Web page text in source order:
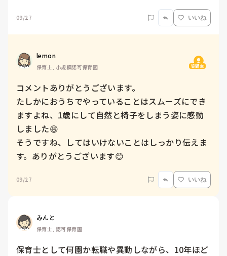
09/27 いいね
lemon
保育士, 小規模認可保育園 質問主
コメントありがとうございます。
たしかにおうちでやっていることはスムーズにでき
ますよね、1歳にして自然と椅子をしまう姿に感動
しました😆
そうですね、してはいけないことはしっかり伝えま
す。ありがとうございます😊
09/27 いいね
みんと
保育士, 認可保育園
保育士として何園か転職や異動しながら、10年ほど